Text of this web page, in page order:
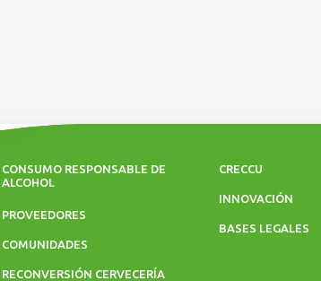
CONSUMO RESPONSABLE DE
ALCOHOL
PROVEEDORES
COMUNIDADES
RECONVERSIÓN CERVECERÍA
CRECCU
INNOVACIÓN
BASES LEGALES